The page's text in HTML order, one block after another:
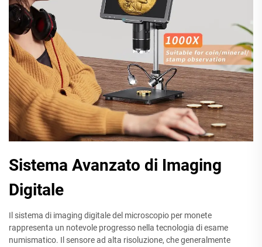
Sistema Avanzato di Imaging
Digitale
Il sistema di imaging digitale del microscopio per monete
rappresenta un notevole progresso nella tecnologia di esame
numismatico. Il sensore ad alta risoluzione, che generalmente